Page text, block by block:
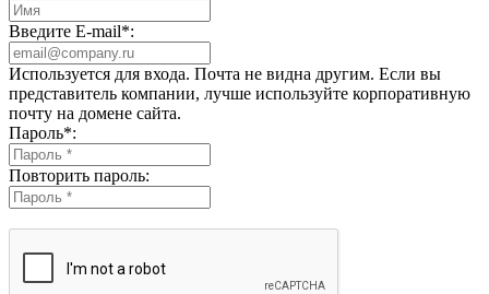
Введите E-mail*:
Используется для входа. Почта не видна другим. Если вы
представитель компании, лучше используйте корпоративную
почту на домене сайта.
Пароль*:
Повторить пароль: